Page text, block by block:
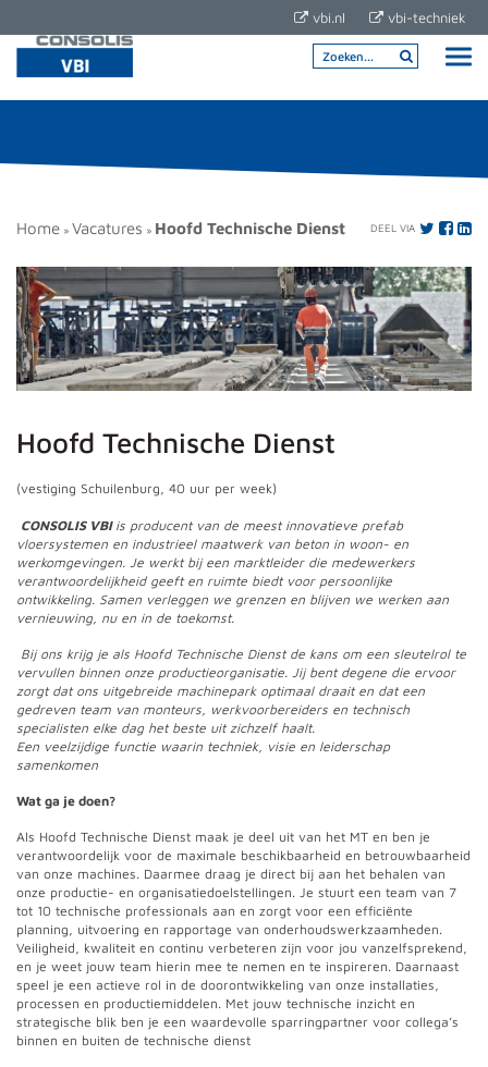
vbi.nl vbi-techniek
Home » Vacatures » Hoofd Technische Dienst DEEL VIA
Hoofd Technische Dienst
(vestiging Schuilenburg, 40 uur per week)
CONSOLIS VBI is producent van de meest innovatieve prefab
vloersystemen en industrieel maatwerk van beton in woon- en
werkomgevingen. Je werkt bij een marktleider die medewerkers
verantwoordelijkheid geeft en ruimte biedt voor persoonlijke
ontwikkeling. Samen verleggen we grenzen en blijven we werken aan
vernieuwing, nu en in de toekomst.
Bij ons krijg je als Hoofd Technische Dienst de kans om een sleutelrol te
vervullen binnen onze productieorganisatie. Jij bent degene die ervoor
zorgt dat ons uitgebreide machinepark optimaal draait en dat een
gedreven team van monteurs, werkvoorbereiders en technisch
specialisten elke dag het beste uit zichzelf haalt.
Een veelzijdige functie waarin techniek, visie en leiderschap
samenkomen
Wat ga je doen?
Als Hoofd Technische Dienst maak je deel uit van het MT en ben je
verantwoordelijk voor de maximale beschikbaarheid en betrouwbaarheid
van onze machines. Daarmee draag je direct bij aan het behalen van
onze productie- en organisatiedoelstellingen. Je stuurt een team van 7
tot 10 technische professionals aan en zorgt voor een efficiënte
planning, uitvoering en rapportage van onderhoudswerkzaamheden.
Veiligheid, kwaliteit en continu verbeteren zijn voor jou vanzelfsprekend,
en je weet jouw team hierin mee te nemen en te inspireren. Daarnaast
speel je een actieve rol in de doorontwikkeling van onze installaties,
processen en productiemiddelen. Met jouw technische inzicht en
strategische blik ben je een waardevolle sparringpartner voor collega’s
binnen en buiten de technische dienst